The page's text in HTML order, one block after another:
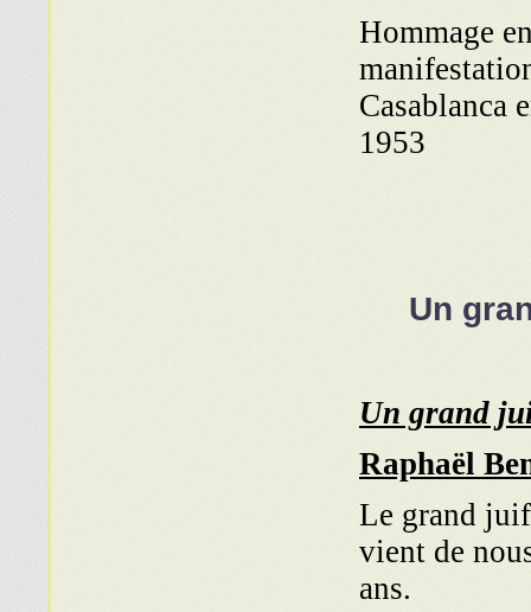
Hommage
Casablanca
1953
Un
Un grand
Raphaël
Le grand
vient de
ans.